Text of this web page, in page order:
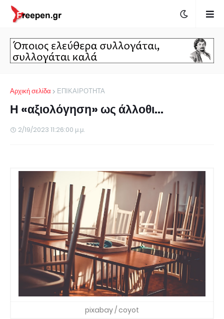
Αρχική σελίδα ΕΠΙΚΑΙΡΟΤΗΤΑ
Η «αξιολόγηση» ως άλλοθι…
2/19/2023 11:26:00 μ.μ.
pixabay / coyot